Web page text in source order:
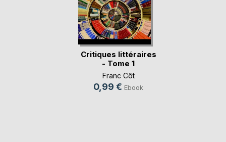
Critiques littéraires
- Tome 1
Franc Côt
0,99 € Ebook